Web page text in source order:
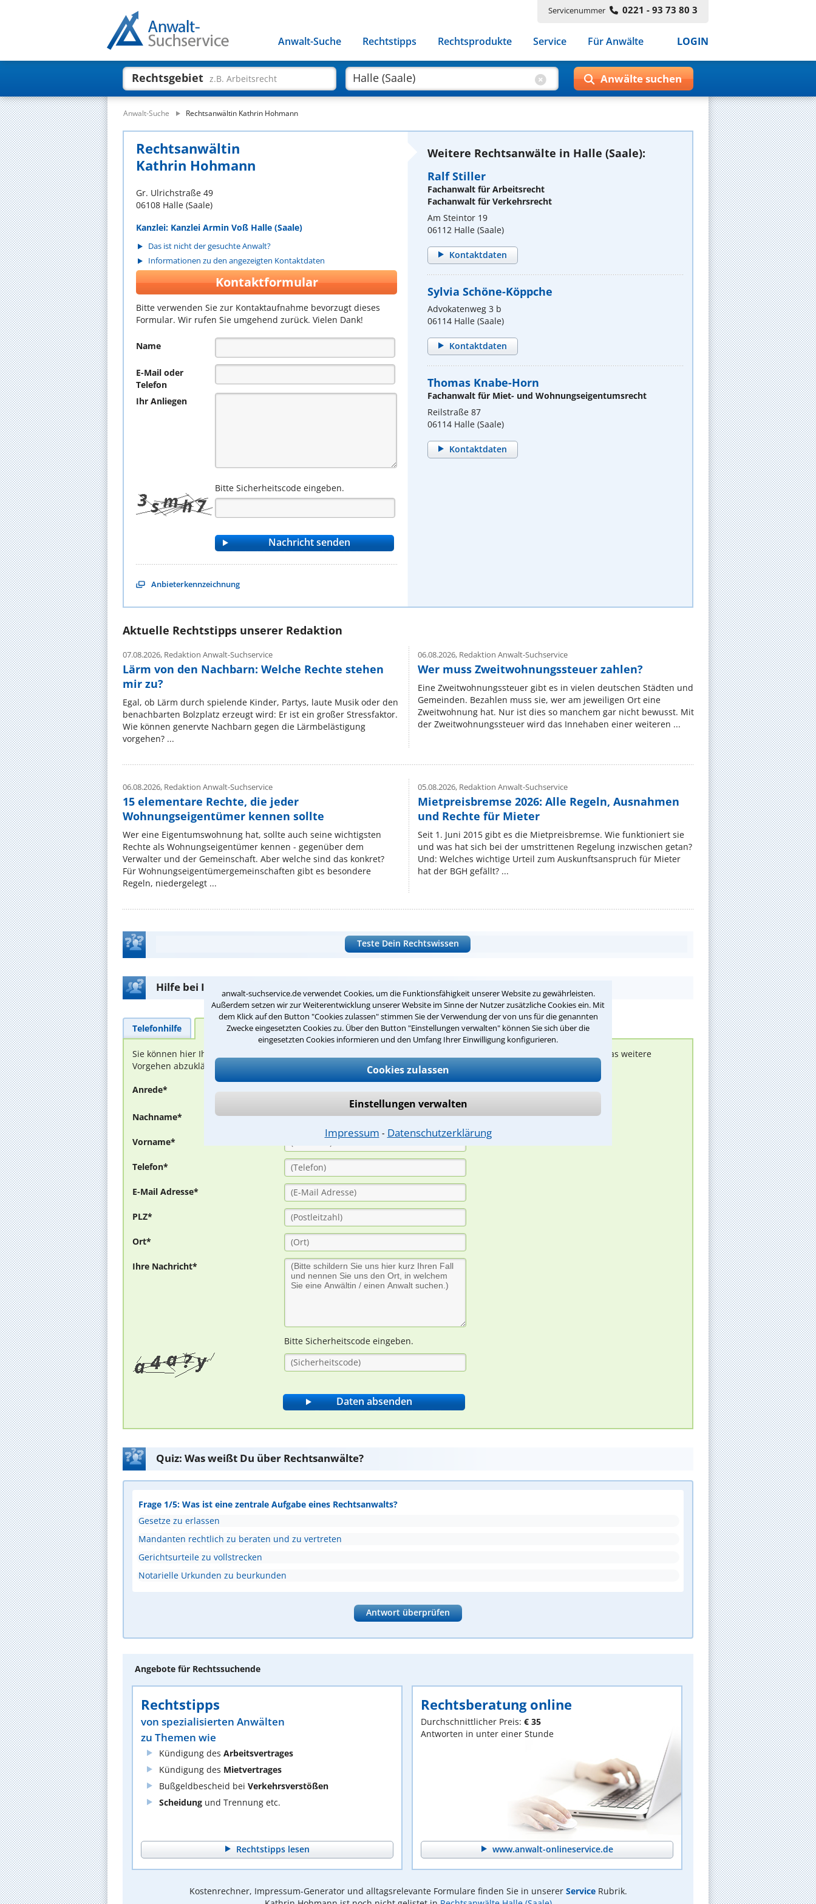
anwalt-suchservice.de verwendet Cookies, um die Funktionsfähigkeit unserer Website zu gewährleisten.
Außerdem setzen wir zur Weiterentwicklung unserer Website im Sinne der Nutzer zusätzliche Cookies ein. Mit
dem Klick auf den Button "Cookies zulassen" stimmen Sie der Verwendung der von uns für die genannten
Zwecke eingesetzten Cookies zu. Über den Button "Einstellungen verwalten" können Sie sich über die
eingesetzten Cookies informieren und den Umfang Ihrer Einwilligung konfigurieren.
Cookies zulassen
Einstellungen verwalten
Impressum ⁃ Datenschutzerklärung
Servicenummer 0221 - 93 73 80 3
Anwalt-Suche Rechtstipps Rechtsprodukte Service Für Anwälte LOGIN
Rechtsgebiet z.B. Arbeitsrecht
Anwalt-Suche Rechtsanwältin Kathrin Hohmann
Rechtsanwältin
Kathrin Hohmann
Gr. Ulrichstraße 49
06108 Halle (Saale)
Kanzlei: Kanzlei Armin Voß Halle (Saale)
Das ist nicht der gesuchte Anwalt?
Informationen zu den angezeigten Kontaktdaten
Kontaktformular
Bitte verwenden Sie zur Kontaktaufnahme bevorzugt dieses
Formular. Wir rufen Sie umgehend zurück. Vielen Dank!
Name
E-Mail oder
Telefon
Ihr Anliegen
Bitte Sicherheitscode eingeben.
Anbieterkennzeichnung
Weitere Rechtsanwälte in Halle (Saale):
Ralf Stiller
Fachanwalt für Arbeitsrecht
Fachanwalt für Verkehrsrecht
Am Steintor 19
06112 Halle (Saale)
Kontaktdaten
Sylvia Schöne-Köppche
Advokatenweg 3 b
06114 Halle (Saale)
Kontaktdaten
Thomas Knabe-Horn
Fachanwalt für Miet- und Wohnungseigentumsrecht
Reilstraße 87
06114 Halle (Saale)
Kontaktdaten
Aktuelle Rechtstipps unserer Redaktion
07.08.2026, Redaktion Anwalt-Suchservice
Lärm von den Nachbarn: Welche Rechte stehen
mir zu?
Egal, ob Lärm durch spielende Kinder, Partys, laute Musik oder den
benachbarten Bolzplatz erzeugt wird: Er ist ein großer Stressfaktor.
Wie können genervte Nachbarn gegen die Lärmbelästigung
vorgehen? ...
06.08.2026,Redaktion Anwalt-Suchservice
Wer muss Zweitwohnungssteuer zahlen?
Eine Zweitwohnungssteuer gibt es in vielen deutschen Städten und
Gemeinden. Bezahlen muss sie, wer am jeweiligen Ort eine
Zweitwohnung hat. Nur ist dies so manchem gar nicht bewusst. Mit
der Zweitwohnungssteuer wird das Innehaben einer weiteren ...
06.08.2026, Redaktion Anwalt-Suchservice
15 elementare Rechte, die jeder
Wohnungseigentümer kennen sollte
Wer eine Eigentumswohnung hat, sollte auch seine wichtigsten
Rechte als Wohnungseigentümer kennen - gegenüber dem
Verwalter und der Gemeinschaft. Aber welche sind das konkret?
Für Wohnungseigentümergemeinschaften gibt es besondere
Regeln, niedergelegt ...
05.08.2026,Redaktion Anwalt-Suchservice
Mietpreisbremse 2026: Alle Regeln, Ausnahmen
und Rechte für Mieter
Seit 1. Juni 2015 gibt es die Mietpreisbremse. Wie funktioniert sie
und was hat sich bei der umstrittenen Regelung inzwischen getan?
Und: Welches wichtige Urteil zum Auskunftsanspruch für Mieter
hat der BGH gefällt? ...
Teste Dein Rechtswissen
Hilfe bei Ihrer Anwaltsuche?
Telefonhilfe Beratungsanfrage
Sie können hier Ihren Fall schildern. Anschließend werden sich spezialisierte Rechtsanwälte bei Ihnen melden, um das weitere
Vorgehen abzuklären. Die Rückmeldung durch einen Anwalt ist für Sie kostenlos.
Anrede*
Nachname*
Vorname*
Telefon*
E-Mail Adresse*
PLZ*
Ort*
Ihre Nachricht*
Bitte Sicherheitscode eingeben.
Quiz: Was weißt Du über Rechtsanwälte?
Frage 1/5: Was ist eine zentrale Aufgabe eines Rechtsanwalts?
Gesetze zu erlassen
Mandanten rechtlich zu beraten und zu vertreten
Gerichtsurteile zu vollstrecken
Notarielle Urkunden zu beurkunden
Antwort überprüfen
Angebote für Rechtssuchende
Rechtstipps
von spezialisierten Anwälten
zu Themen wie
Kündigung des Arbeitsvertrages
Kündigung des Mietvertrages
Bußgeldbescheid bei Verkehrsverstößen
Scheidung und Trennung etc.
Rechtstipps lesen
Rechtsberatung online
Durchschnittlicher Preis: € 35
Antworten in unter einer Stunde
www.anwalt-onlineservice.de
Kostenrechner, Impressum-Generator und alltagsrelevante Formulare finden Sie in unserer ServiceRubrik.